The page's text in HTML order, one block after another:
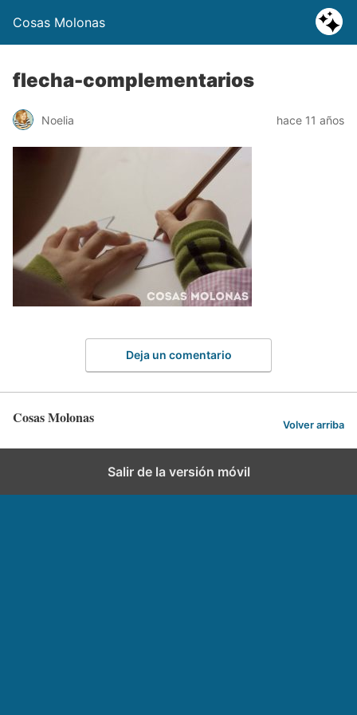
Cosas Molonas
flecha-complementarios
Noelia hace 11 años
Deja un comentario
Cosas Molonas Volver arriba
Salir de la versión móvil